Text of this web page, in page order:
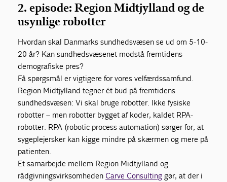
2. episode: Region Midtjylland og de
usynlige robotter
Hvordan skal Danmarks sundhedsvæsen se ud om 5-10-
20 år? Kan sundhedsvæsenet modstå fremtidens
demografiske pres?
Få spørgsmål er vigtigere for vores velfærdssamfund.
Region Midtjylland tegner ét bud på fremtidens
sundhedsvæsen: Vi skal bruge robotter. Ikke fysiske
robotter – men robotter bygget af koder, kaldet RPA-
robotter. RPA (robotic process automation) sørger for, at
sygeplejersker kan kigge mindre på skærmen og mere på
patienten.
Et samarbejde mellem Region Midtjylland og
rådgivningsvirksomheden Carve Consulting gør, at der i